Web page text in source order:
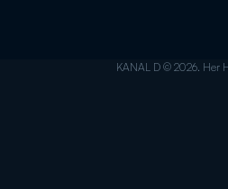
KANAL D © 2026. Her